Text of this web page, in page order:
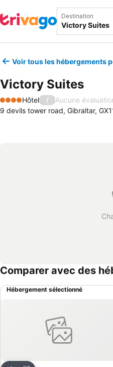
Destination
Voir tous les hébergements
Victory Suites
4 Étoiles
Hôtel /
Aucune
9 devils tower road, Gibraltar,
Comparer avec des
Hébergement sélectionné